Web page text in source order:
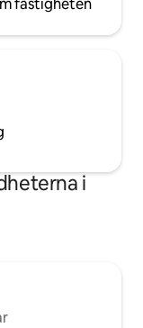
fastigheten
i